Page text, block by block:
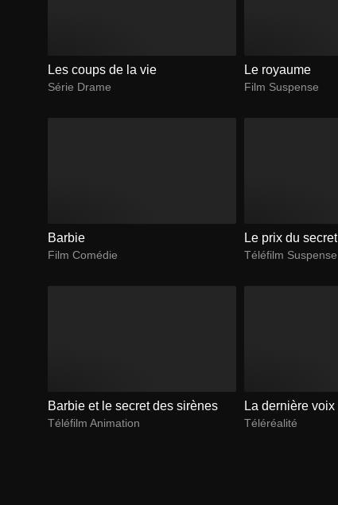
Les coups de la vie
Série Drame
Le royaume
Film Suspense
Barbie
Film Comédie
Le prix du secret
Téléfilm Suspense
Barbie et le secret des sirènes
Téléfilm Animation
La dernière voix
Téléréalité